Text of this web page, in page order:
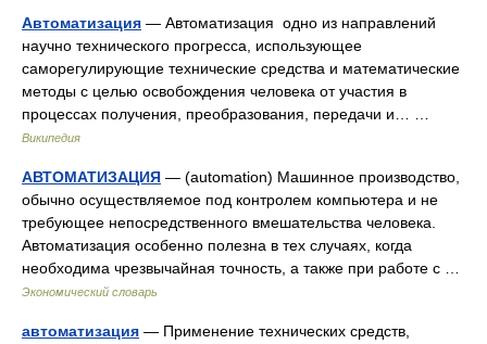
Автоматизация — Автоматизация одно из направлений
научно технического прогресса, использующее
саморегулирующие технические средства и математические
методы с целью освобождения человека от участия в
процессах получения, преобразования, передачи и… …
Википедия
АВТОМАТИЗАЦИЯ — (automation) Машинное производство,
обычно осуществляемое под контролем компьютера и не
требующее непосредственного вмешательства человека.
Автоматизация особенно полезна в тех случаях, когда
необходима чрезвычайная точность, а также при работе с …
Экономический словарь
автоматизация — Применение технических средств,